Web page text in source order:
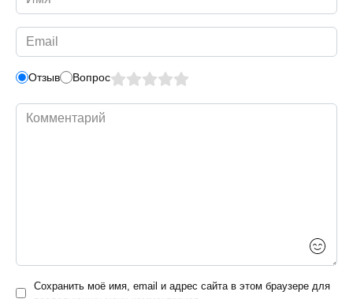
*
Email
*
Отзыв Вопрос
Комментарий
Сохранить моё имя, email и адрес сайта в этом браузере для